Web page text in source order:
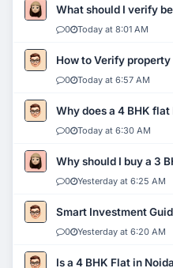
What should I verify
0 Today at 8:01 AM
How to Verify
0 Today at 6:57 AM
Why does a 4 BHK
0 Today at 6:30 AM
Why should I buy a 3
0 Yesterday at 6:25 AM
Smart Investment
0 Yesterday at 6:20 AM
Is a 4 BHK Flat in